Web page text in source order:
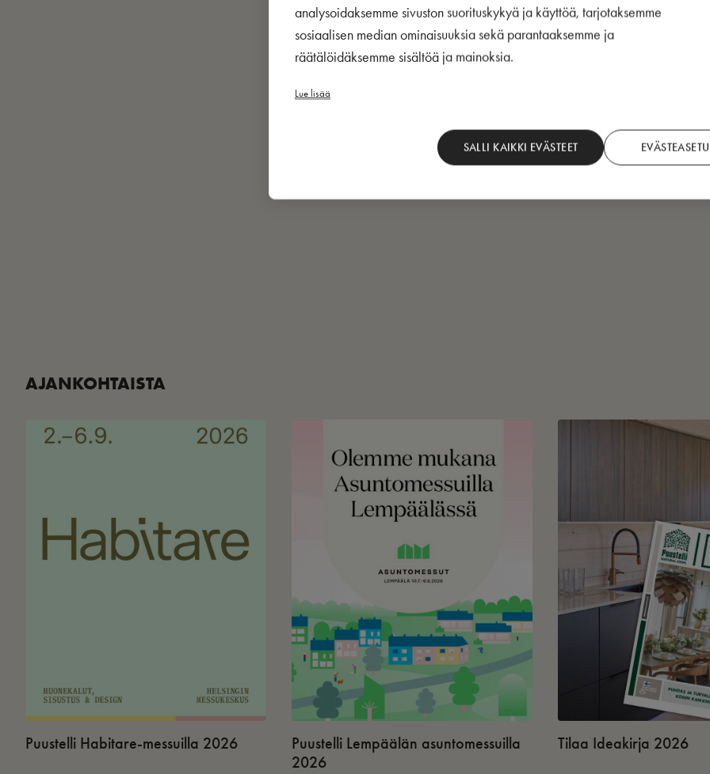
analysoidaksemme sivuston suorituskykyä ja käyttöä, tarjotaksemme
sosiaalisen median ominaisuuksia sekä parantaaksemme ja
räätälöidäksemme sisältöä ja mainoksia.
Lue lisää
SALLI KAIKKI EVÄSTEET
AJANKOHTAISTA
Puustelli Habitare-messuilla 2026
Puustelli Lempäälän asuntomessuilla
2026
Tilaa Ideakirja 2026